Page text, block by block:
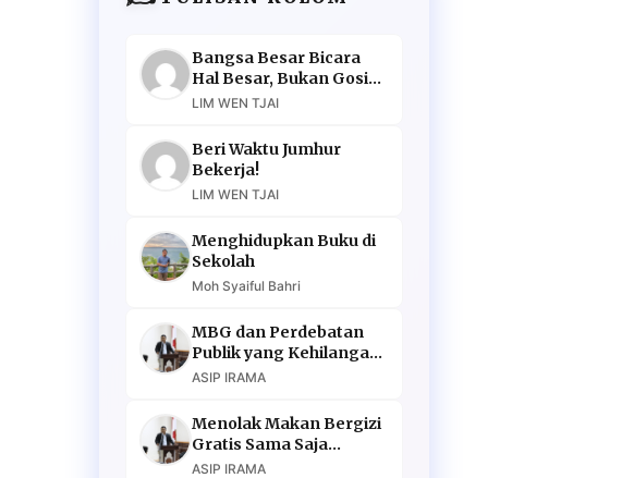
Bangsa Besar Bicara
Hal Besar, Bukan Gosip
Murahan
LIM WEN TJAI
Beri Waktu Jumhur
Bekerja!
LIM WEN TJAI
Menghidupkan Buku di
Sekolah
Moh Syaiful Bahri
MBG dan Perdebatan
Publik yang Kehilangan
Argumen
ASIP IRAMA
Menolak Makan Bergizi
Gratis Sama Saja
Menolak Masa Depan
ASIP IRAMA